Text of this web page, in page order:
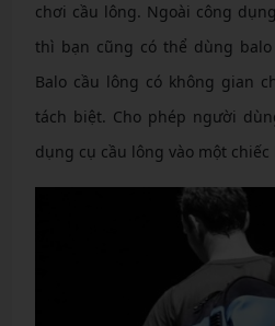
chơi cầu lông. Ngoài công
thì bạn cũng có thể dùng
Balo cầu lông có không gian
tách biệt. Cho phép người
dụng cụ cầu lông vào một chiếc